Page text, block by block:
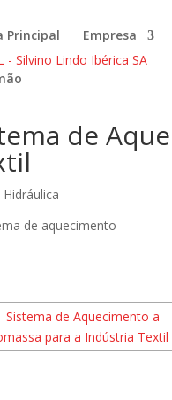
Principal Empresa
de